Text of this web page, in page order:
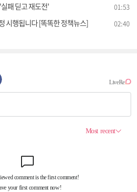
패 딛고 재도전' 01:53
시행됩니다 [똑똑한 정책뉴스] 02:40